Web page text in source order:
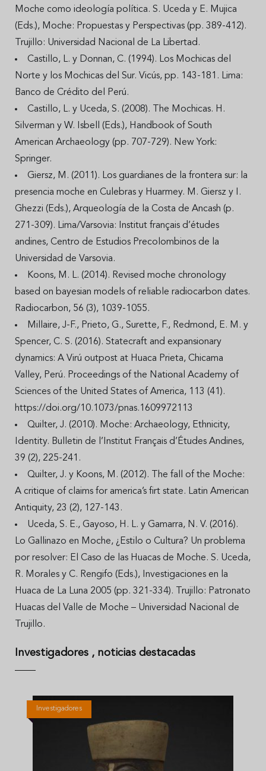
Moche como ideología política. S. Uceda y E. Mujica
(Eds.), Moche: Propuestas y Perspectivas (pp. 389-412).
Trujillo: Universidad Nacional de La Libertad.
Castillo, L. y Donnan, C. (1994). Los Mochicas del
Norte y los Mochicas del Sur. Vicús, pp. 143-181. Lima:
Banco de Crédito del Perú.
Castillo, L. y Uceda, S. (2008). The Mochicas. H.
Silverman y W. Isbell (Eds.), Handbook of South
American Archaeology (pp. 707-729). New York:
Springer.
Giersz, M. (2011). Los guardianes de la frontera sur: la
presencia moche en Culebras y Huarmey. M. Giersz y I.
Ghezzi (Eds.), Arqueología de la Costa de Ancash (p.
271-309). Lima/Varsovia: Institut français d’études
andines, Centro de Estudios Precolombinos de la
Universidad de Varsovia.
Koons, M. L. (2014). Revised moche chronology
based on bayesian models of reliable radiocarbon dates.
Radiocarbon, 56 (3), 1039-1055.
Millaire, J-F., Prieto, G., Surette, F., Redmond, E. M. y
Spencer, C. S. (2016). Statecraft and expansionary
dynamics: A Virú outpost at Huaca Prieta, Chicama
Valley, Perú. Proceedings of the National Academy of
Sciences of the United States of America, 113 (41).
https://doi.org/10.1073/pnas.1609972113
Quilter, J. (2010). Moche: Archaeology, Ethnicity,
Identity. Bulletin de l’Institut Français d’Études Andines,
39 (2), 225-241.
Quilter, J. y Koons, M. (2012). The fall of the Moche:
A critique of claims for america’s firt state. Latin American
Antiquity, 23 (2), 127-143.
Uceda, S. E., Gayoso, H. L. y Gamarra, N. V. (2016).
Lo Gallinazo en Moche, ¿Estilo o Cultura? Un problema
por resolver: El Caso de las Huacas de Moche. S. Uceda,
R. Morales y C. Rengifo (Eds.), Investigaciones en la
Huaca de La Luna 2005 (pp. 321-334). Trujillo: Patronato
Huacas del Valle de Moche – Universidad Nacional de
Trujillo.
Investigadores , noticias destacadas
Investigadores